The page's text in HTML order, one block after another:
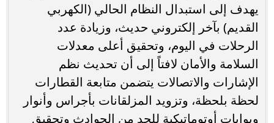
يهدف إلى استبدال النظام الحالي (الكهربي
القديم) بآخر إلكتروني حديث، وزيادة عدد
الرحلات في اليوم، وتحقيق أعلى معدلات
السلامة والأمان لافتاً إلى أن تحديث نظم
الإشارات والاتصالات يتضمن متابعة القطارات
لحظة بلحظة، وتزويد المزلقانات بأجراس وأنوار
وبوابات أوتوماتيكية للحد من الحوادث وتحقيق